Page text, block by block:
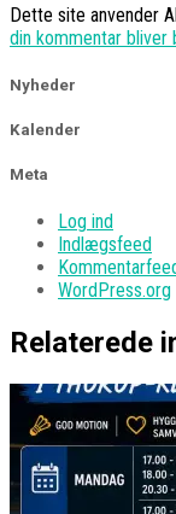
Dette site anvender
din kommentar bliver
Nyheder
Kalender
Meta
Log ind
Indlægsfeed
WordPress.org
Relaterede